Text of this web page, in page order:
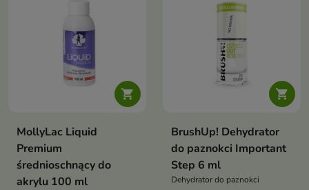

MollyLac Liquid
Premium
średnioschnący do
akrylu 100 ml

BrushUp! Dehydrator
do paznokci Important
Step 6 ml
Dehydrator do paznokci